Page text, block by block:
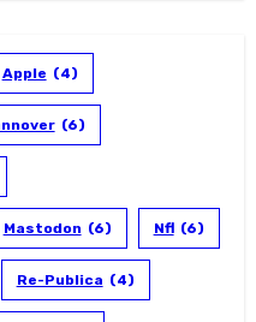
Apple (4)
(6)
Mastodon (6) Nfl (6)
Re-Publica (4)